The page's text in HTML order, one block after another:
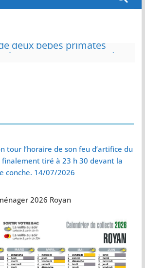
: Le préfet de
de 12h à 16h à partir du
exceptionnelle de
de deux bébés primates
empereurs au zoo de
tour l’horaire de son feu d’artifice du
tiré à 23 h 30 devant la
conche. 14/07/2026
2026 Royan